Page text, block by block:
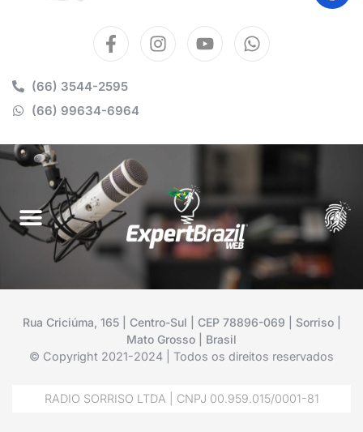
(66) 3544-2595
(66) 99634-6964
Rua Criciúma, 165 | Centro-Sul | CEP 78896-069 | Sorriso |
Mato Grosso | Brasil
© Copyright 2021-2024 | Todos os direitos reservados
RADIO SORRISO LTDA | CNPJ 00.959.015/0001-81